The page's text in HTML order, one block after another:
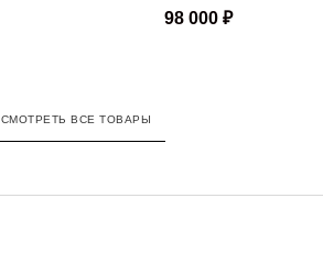
98 000 ₽
СМОТРЕТЬ ВСЕ ТОВАРЫ